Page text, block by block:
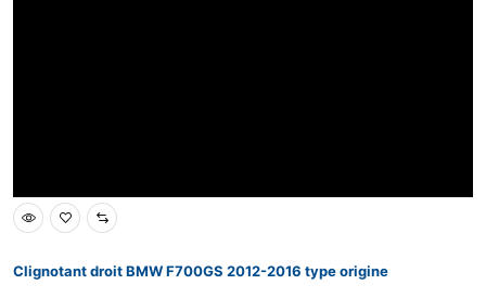
Clignotant droit BMW F700GS 2012-2016 type origine